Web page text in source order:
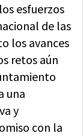
esfuerzos
de las
los avances
retos aún
una
y
con la